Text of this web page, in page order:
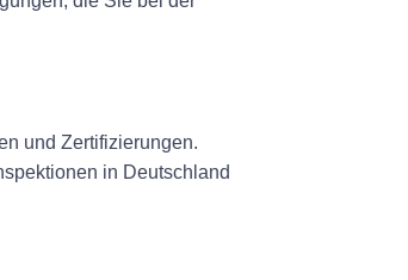
und Zertifizierungen.
in Deutschland